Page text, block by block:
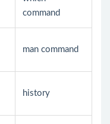
command
man command
history